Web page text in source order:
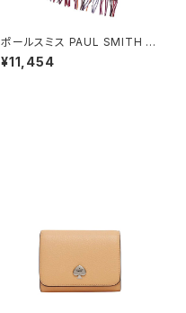
ポールスミス PAUL SMITH マ
フラー M2A-150K-M459-28
メンズ バーガンディ
¥11,454